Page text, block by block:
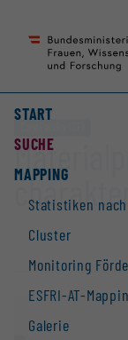
Seiteninhalt
Accesskey
Hauptnavigation
Accesskey
START
SUCHE
MAPPING
Statistiken
Cluster
Monitoring
ESFRI-AT-
Galerie